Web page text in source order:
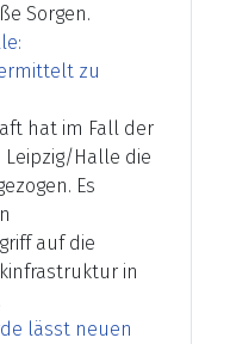
Sorgen.
zu
hat im Fall der
Leipzig/Halle die
Es
auf die
in
lässt neuen